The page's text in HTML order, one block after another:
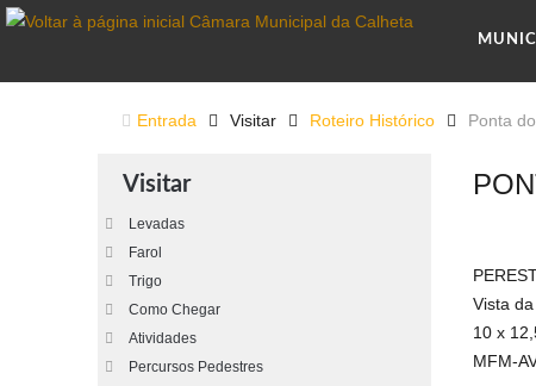
Entrada Visitar Roteiro Histórico Ponta
Vista
10 x
MFM-
Visitar
Levadas
Farol
Trigo
Como Chegar
Atividades
Percursos Pedestres